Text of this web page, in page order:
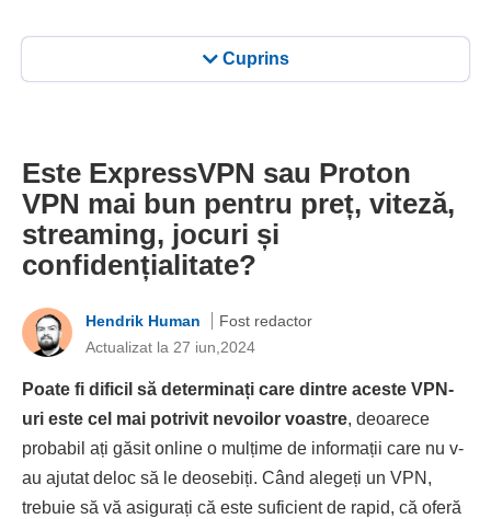
Cuprins
Este ExpressVPN sau Proton
VPN mai bun pentru preț, viteză,
streaming, jocuri și
confidențialitate?
Hendrik Human
Fost redactor
Actualizat la 27 iun,2024
Poate fi dificil să determinați care dintre aceste VPN-
uri este cel mai potrivit nevoilor voastre, deoarece
probabil ați găsit online o mulțime de informații care nu v-
au ajutat deloc să le deosebiți. Când alegeți un VPN,
trebuie să vă asigurați că este suficient de rapid, că oferă